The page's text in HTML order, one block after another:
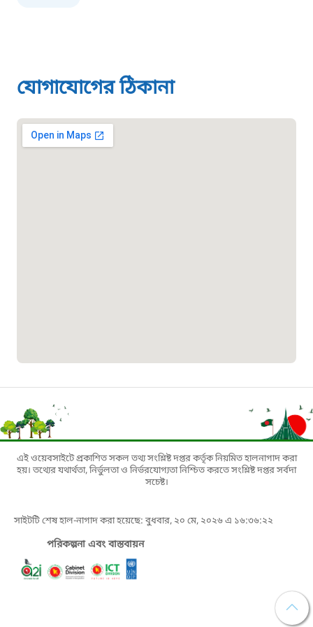
১৬১১৩
জরুরী অভ্যন্তরীণ নৌ-পরিবহন হটলাইন
প্রবাসী কল সেন্টার
১৬৫৭৫
ই-জিপি ইমার্জেন্সি হটলাইন
১০০
বাংলাদেশ টেলিযোগাযোগ সেবা সংক্রান্ত
১৬৯৯৯
যোগাযোগের ঠিকানা
এই ওয়েবসাইটে প্রকাশিত সকল তথ্য সংশ্লিষ্ট দপ্তর কর্তৃক নিয়মিত হালনাগাদ করা
হয়। তথ্যের যথার্থতা, নির্ভুলতা ও নির্ভরযোগ্যতা নিশ্চিত করতে সংশ্লিষ্ট দপ্তর সর্বদা
সচেষ্ট।
সাইটটি শেষ হাল-নাগাদ করা হয়েছে: বুধবার, ২০ মে, ২০২৬ এ ১৬:৩৬:২২
পরিকল্পনা এবং বাস্তবায়ন